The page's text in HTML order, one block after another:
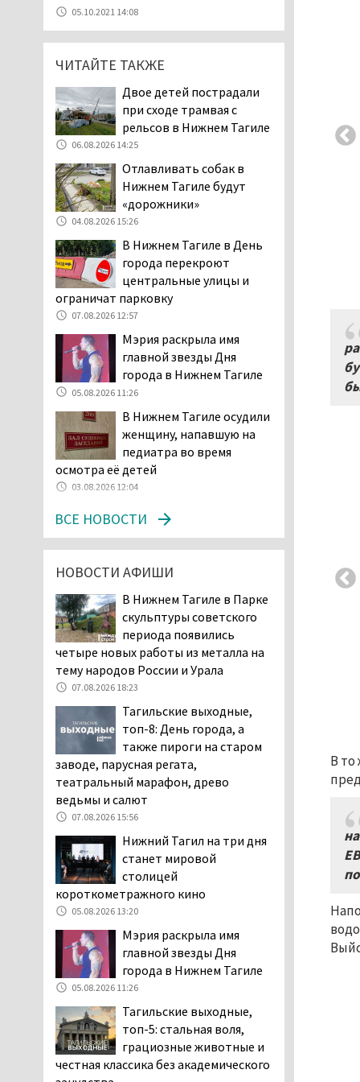
В
Екатеринбург подвергся
атаке БПЛА, восемь из
них были сбиты, три
центра
07.08.2026 11:28
Тагильские спасатели
в лесу мужчине найти
дорогу домой
06.08.2026 16:28
Дзержинского района
Нижнего Тагила
возбудила административное дело в
отношении «Водоканала-НТ» из-за
отсутствия холодной воды
06.08.2026 15:42
Двое детей пострадали
при сходе трамвая с
рельсов в Нижнем Тагиле
06.08.2026 14:25
Правительство РФ
разрешило производство
и продажу бензина класса
«Евро-2», в котором содержание
серы в 10 раз выше, чем в топливе
«Евро-5». Это опасно для здоровья и
повышает износ автомобиля
больнице № 3 Нижнего
Тагила опровергли
обвинения родителей, которые
заявили, что их дочь в палате
покусала бельевая вошь
06.08.2026 13:02
В Нижнем Тагиле на три
дня запретят
электросамокаты
06.08.2026 11:41
«Я уверен, это бельевая
вошь». Родители 10-
пожаловались на кровососущих
паразитов, которые искусали их
ребёнка в детской больнице
Нижнего Тагила
05.08.2026 17:59
Директора уральского
предприятия по
производству дронов
«Упырь» подорвали в автомобиле
под Екатеринбургом
05.08.2026 17:05
Эксперты назвали
причины массового мора
05.10.2021 14:08
ЧИТАЙТЕ ТАКЖЕ
Двое детей пострадали
при сходе трамвая с
рельсов в Нижнем Тагиле
06.08.2026 14:25
Отлавливать собак в
Нижнем Тагиле будут
«дорожники»
04.08.2026 15:26
В Нижнем Тагиле в День
города перекроют
центральные улицы и
ограничат парковку
07.08.2026 12:57
Мэрия раскрыла имя
главной звезды Дня
города в Нижнем Тагиле
05.08.2026 11:26
В Нижнем Тагиле осудили
женщину, напавшую на
педиатра во время
осмотра её детей
03.08.2026 12:04
ВСЕ НОВОСТИ
НОВОСТИ АФИШИ
В Нижнем Тагиле в Парке
скульптуры советского
периода появились
четыре новых работы из металла на
тему народов России и Урала
07.08.2026 18:23
Тагильские выходные,
топ-8: День города, а
также пироги на старом
заводе, парусная регата,
театральный марафон, древо
ведьмы и салют
07.08.2026 15:56
Нижний Тагил на три дня
станет мировой
столицей
короткометражного кино
05.08.2026 13:20
Мэрия раскрыла имя
главной звезды Дня
города в Нижнем Тагиле
05.08.2026 11:26
Тагильские выходные,
топ-5: стальная воля,
грациозные животные и
честная классика без академического